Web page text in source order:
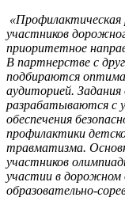
«Профилактическая
участников
приоритетное
В партнерстве с
подбираются
аудиторией.
разрабатываются с
обеспечения
профилактики
травматизма.
участников
участии в
образовательно-